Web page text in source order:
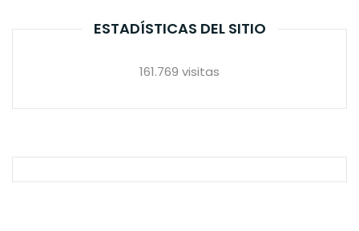
ESTADÍSTICAS DEL SITIO
161.769 visitas